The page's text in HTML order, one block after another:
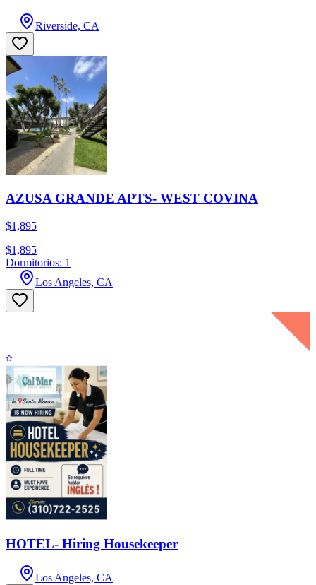
Riverside, CA
AZUSA GRANDE APTS- WEST COVINA
$1,895
$1,895
Dormitorios: 1
Los Angeles, CA
HOTEL- Hiring Housekeeper
Los Angeles, CA